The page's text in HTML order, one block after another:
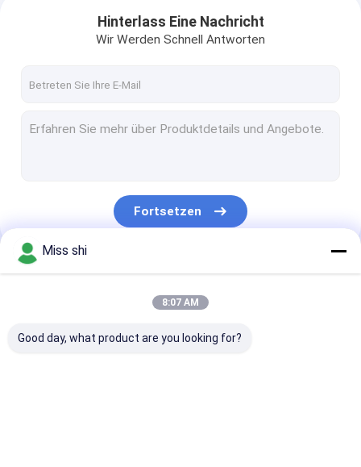
Magnesium-Photogravüre-Platte
Magnesiumkugeln
Magnesium-Legierungsbarren
Magnesium-Schweißens-Draht
Legierung des Magnesiums seltene Erd
Hinterlass Eine Nachricht
Wir Werden Schnell Antworten
Fortsetzen
Unsere Kategorien
Miss shi
8:07 AM
Good day, what product are you looking for?